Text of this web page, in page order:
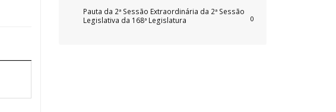
Pauta da 2ª Sessão Extraordinária da 2ª Sessão
Legislativa da 168ª Legislatura
0